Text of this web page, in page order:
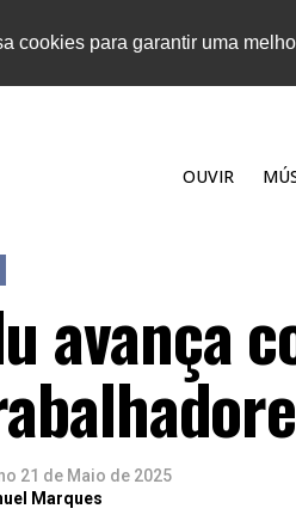
cookies para garantir uma
OUVIR
avança
21 de Maio de 2025
Marques